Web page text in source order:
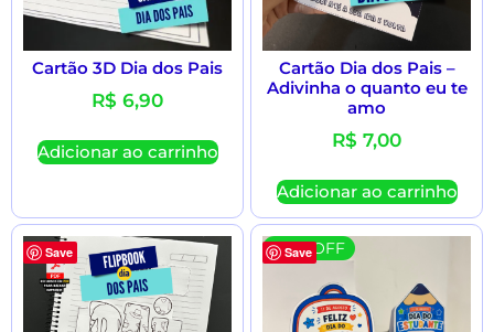
Cartão 3D Dia dos Pais
R$ 6,90
Adicionar ao carrinho
Cartão Dia dos Pais –
Adivinha o quanto eu te
amo
R$ 7,00
Adicionar ao carrinho
Save Save
30 % OFF